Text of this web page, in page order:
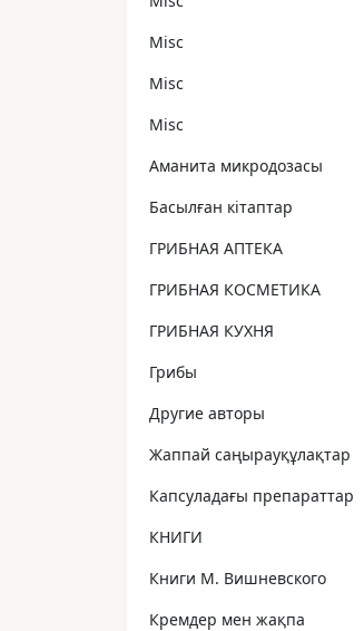
Misc
Misc
Misc
Аманита микродозасы
Басылған кітаптар
ГРИБНАЯ АПТЕКА
ГРИБНАЯ КОСМЕТИКА
ГРИБНАЯ КУХНЯ
Грибы
Другие авторы
Жаппай саңырауқұлақтар
Капсуладағы препараттар
КНИГИ
Книги М. Вишневского
Кремдер мен жақпа